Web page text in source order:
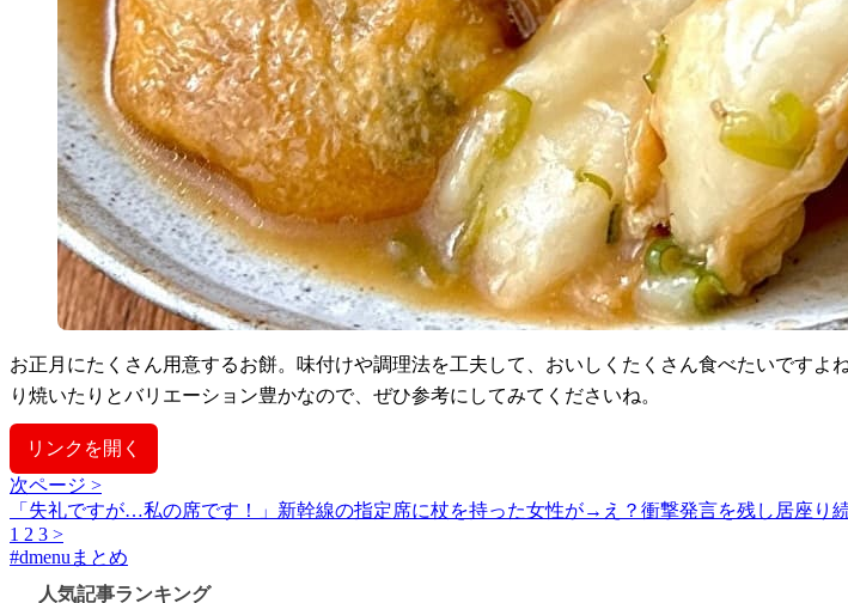
お正月にたくさん用意するお餅。味付けや調理法を工夫して、おいしくたくさん食べたいです
り焼いたりとバリエーション豊かなので、ぜひ参考にしてみてくださいね。
リンクを開く
次ページ >
「失礼ですが…私の席です！」新幹線の指定席に杖を持った女性が→え？衝撃発言を残し居座り
1 2 3 >
#dmenuまとめ
人気記事ランキング